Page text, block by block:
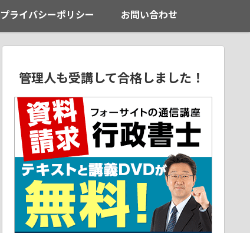
プライバシーポリシー お問い合わせ
管理人も受講して合格しました！